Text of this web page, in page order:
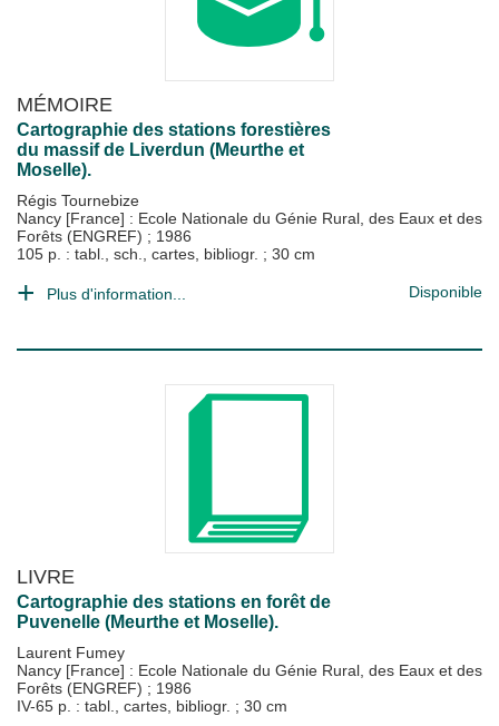
MÉMOIRE
Cartographie des stations forestières
du massif de Liverdun (Meurthe et
Moselle).
Régis Tournebize
Nancy [France] : Ecole Nationale du Génie Rural, des Eaux et des
Forêts (ENGREF) ; 1986
105 p. : tabl., sch., cartes, bibliogr. ; 30 cm
Plus d'information... Disponible
LIVRE
Cartographie des stations en forêt de
Puvenelle (Meurthe et Moselle).
Laurent Fumey
Nancy [France] : Ecole Nationale du Génie Rural, des Eaux et des
Forêts (ENGREF) ; 1986
IV-65 p. : tabl., cartes, bibliogr. ; 30 cm